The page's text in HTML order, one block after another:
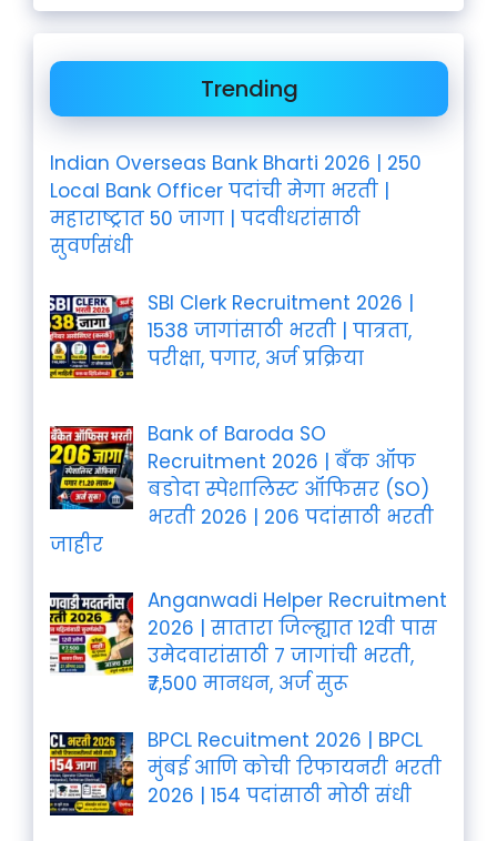
Trending
Indian Overseas Bank Bharti 2026 | 250
Local Bank Officer पदांची मेगा भरती |
महाराष्ट्रात 50 जागा | पदवीधरांसाठी
सुवर्णसंधी
SBI Clerk Recruitment 2026 |
1538 जागांसाठी भरती | पात्रता,
परीक्षा, पगार, अर्ज प्रक्रिया
Bank of Baroda SO
Recruitment 2026 | बँक ऑफ
बडोदा स्पेशालिस्ट ऑफिसर (SO)
भरती 2026 | 206 पदांसाठी भरती
जाहीर
Anganwadi Helper Recruitment
2026 | सातारा जिल्ह्यात 12वी पास
उमेदवारांसाठी 7 जागांची भरती,
₹7,500 मानधन, अर्ज सुरू
BPCL Recuitment 2026 | BPCL
मुंबई आणि कोची रिफायनरी भरती
2026 | 154 पदांसाठी मोठी संधी